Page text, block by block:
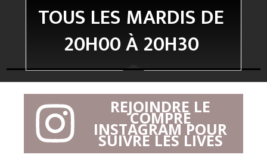
TOUS LES MARDIS DE
20H00 À 20H30
REJOINDRE LE
COMPRE
INSTAGRAM POUR
SUIVRE LES LIVES